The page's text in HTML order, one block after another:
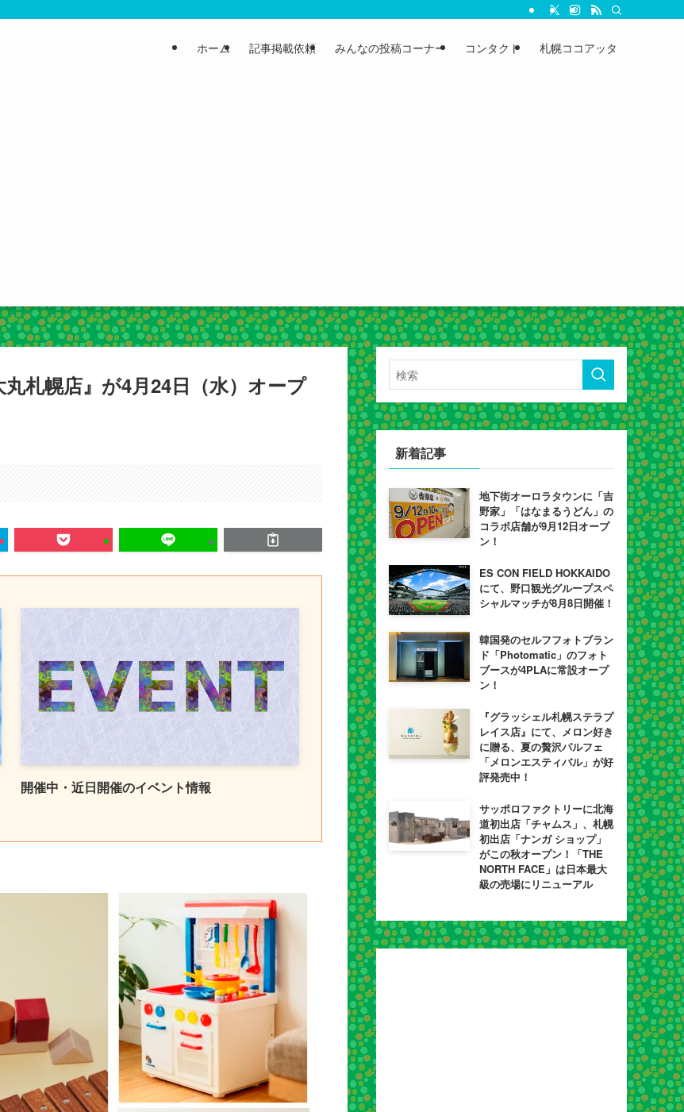
ホーム 記事掲載依頼 みんなの投稿コーナー コンタクト 札幌ココアッタ
札幌店』が4月24日（水）オープ
開催中・近日開催のイベント情報
新着記事
地下街オーロラタウンに「吉
野家」「はなまるうどん」の
コラボ店舗が9月12日オープ
ン！
ES CON FIELD HOKKAIDO
にて、野口観光グループスペ
シャルマッチが8月8日開催！
韓国発のセルフフォトブラン
ド「Photomatic」のフォト
ブースが4PLAに常設オープ
ン！
『グラッシェル札幌ステラプ
レイス店』にて、メロン好き
に贈る、夏の贅沢パルフェ
「メロンエスティバル」が好
評発売中！
サッポロファクトリーに北海
道初出店「チャムス」、札幌
初出店「ナンガ ショップ」
がこの秋オープン！「THE
NORTH FACE」は日本最大
級の売場にリニューアル